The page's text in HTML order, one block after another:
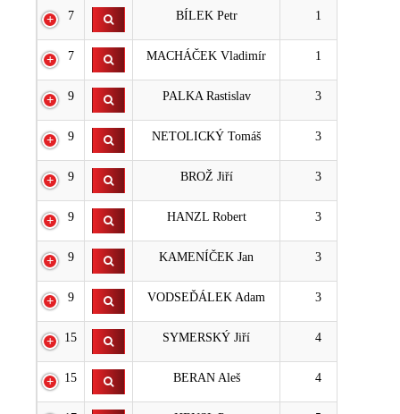
7 BÍLEK Petr 1
7 MACHÁČEK Vladimír 1
9 PALKA Rastislav 3
9 NETOLICKÝ Tomáš 3
9 BROŽ Jiří 3
9 HANZL Robert 3
9 KAMENÍČEK Jan 3
9 VODSEĎÁLEK Adam 3
15 SYMERSKÝ Jiří 4
15 BERAN Aleš 4